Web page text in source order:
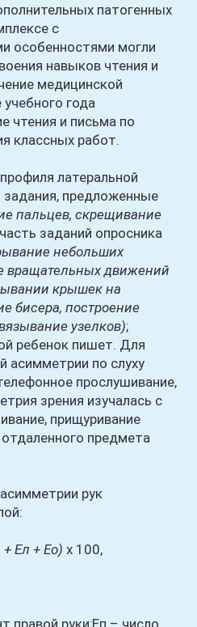
патогенных
с
особенностями могли
навыков чтения и
медицинской
года
чтения и письма по
классных работ.
латеральной
предложенные
пальцев, скрещивание
заданий опросника
небольших
вращательных движений
крышек на
бисера, построение
узелков);
ребенок пишет. Для
асимметрии по слуху
прослушивание,
зрения изучалась с
прищуривание
предмета
рук
+ Ел + Ео) х 100,
руки;Еп – число